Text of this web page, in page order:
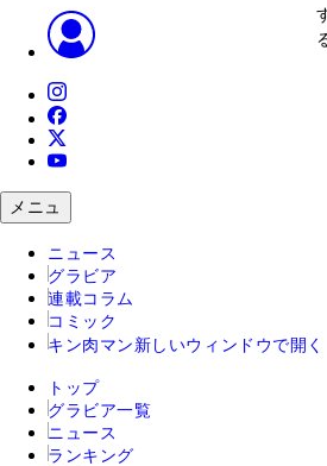
メニュ
ニュース
グラビア
連載コラム
コミック
キン肉マン 新しいウィンドウで開く
トップ
グラビア一覧
ニュース
ランキング